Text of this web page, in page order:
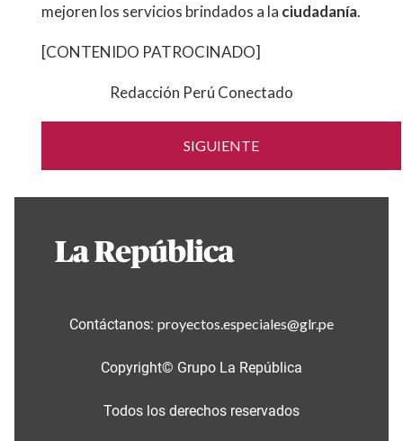
mejoren los servicios brindados a la ciudadanía.
[CONTENIDO PATROCINADO]
Redacción Perú Conectado
SIGUIENTE
Contáctanos: proyectos.especiales@glr.pe
Copyright© Grupo La República
Todos los derechos reservados